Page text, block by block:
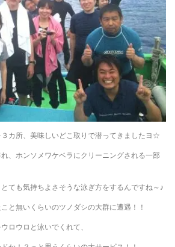
カ所、美味しいどこ取りで潜ってきましたヨ☆
、ホンソメワケベラにクリーニングされる一部
ても気持ちよさそうな泳ぎ方をするんですね～♪
と無いくらいのツノダシの大群に遭遇！！
ロウロと泳いでくれて、